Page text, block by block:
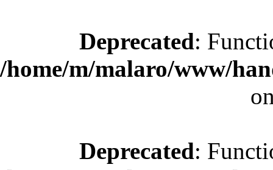
Deprecated:
/home/m/malaro/www/
Deprecated: